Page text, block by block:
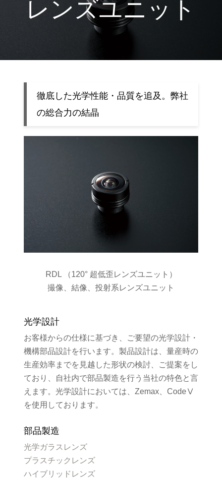
レンズユニット
徹底した光学性能・品質を追及。弊社
の総合力の結晶
RDL （120° 超低歪レンズユニット）
撮像、結像、投射系レンズユニット
光学設計
お客様からの仕様に基づき、ご要望の光学設計・
機構部品設計を行います。製品設計は、量産時の
生産効率までを見越した形状の検討、ご提案をし
ており、自社内で部品製造を行う当社の特色と言
えます。光学設計においては、Zemax、CodeⅤ
を使用しております。
部品製造
光学ガラスレンズ
プラスチックレンズ
ハイブリッドレンズ